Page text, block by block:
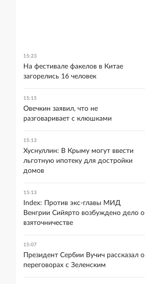
15:23
На фестивале факелов в Китае
загорелись 16 человек
15:15
Овечкин заявил, что не
разговаривает с клюшками
15:13
Хуснуллин: В Крыму могут ввести
льготную ипотеку для достройки
домов
15:13
Index: Против экс-главы МИД
Венгрии Сийярто возбуждено дело о
взяточничестве
15:07
Президент Сербии Вучич рассказал о
переговорах с Зеленским